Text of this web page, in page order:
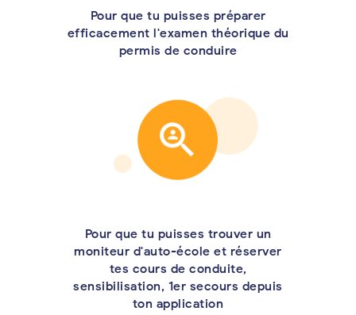
Pour que tu puisses préparer
efficacement l'examen théorique du
permis de conduire
Pour que tu puisses trouver un
moniteur d'auto-école et réserver
tes cours de conduite,
sensibilisation, 1er secours depuis
ton application